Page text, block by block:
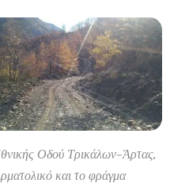
Οδού Τρικάλων-Άρτας,
και το φράγμα